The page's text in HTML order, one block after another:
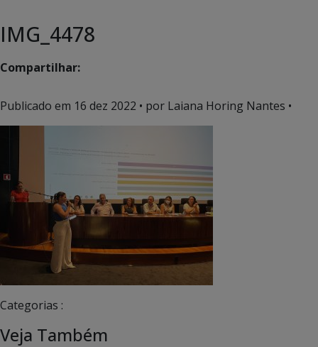
IMG_4478
Compartilhar:
Publicado em 16 dez 2022 • por Laiana Horing Nantes •
Categorias :
Veja Também